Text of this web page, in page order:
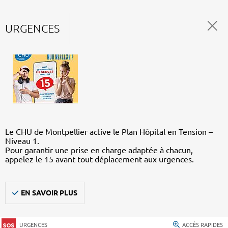
URGENCES
Le CHU de Montpellier active le Plan Hôpital en Tension –
Niveau 1.
Pour garantir une prise en charge adaptée à chacun,
appelez le 15 avant tout déplacement aux urgences.
EN SAVOIR PLUS
URGENCES ACCÈS RAPIDES